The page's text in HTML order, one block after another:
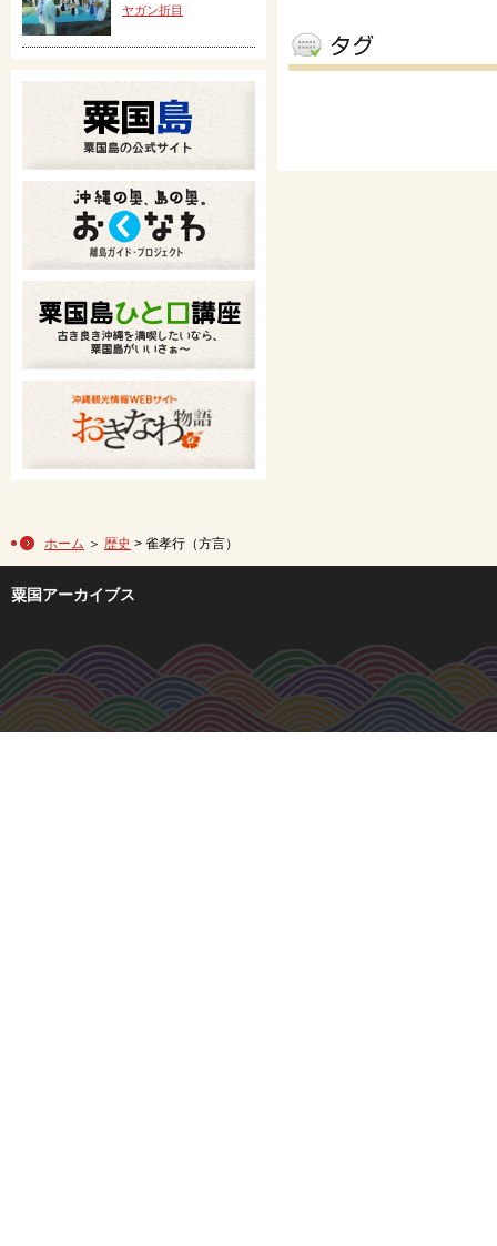
ヤガン折目
ホーム ＞ 歴史 > 雀孝行（方言）
粟国アーカイブス